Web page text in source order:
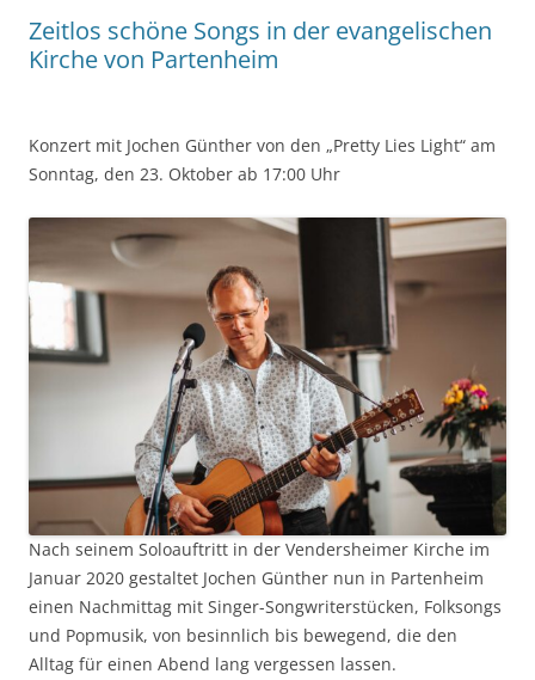
Zeitlos schöne Songs in der evangelischen
Kirche von Partenheim
Konzert mit Jochen Günther von den „Pretty Lies Light“ am
Sonntag, den 23. Oktober ab 17:00 Uhr
Nach seinem Soloauftritt in der Vendersheimer Kirche im
Januar 2020 gestaltet Jochen Günther nun in Partenheim
einen Nachmittag mit Singer-Songwriterstücken, Folksongs
und Popmusik, von besinnlich bis bewegend, die den
Alltag für einen Abend lang vergessen lassen.